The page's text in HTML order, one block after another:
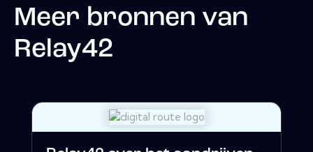
Meer bronnen van
Relay42